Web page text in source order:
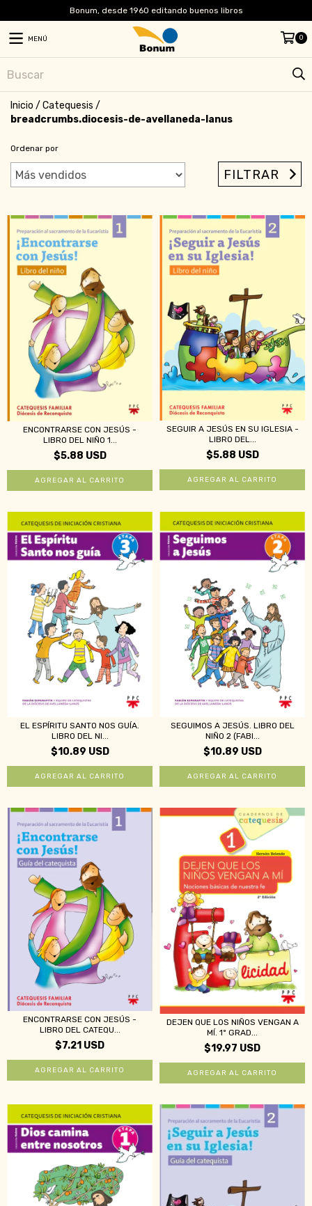
Bonum, desde 1960 editando buenos libros
MENÚ 0
Inicio / Catequesis /
breadcrumbs.diocesis-de-avellaneda-lanus
Ordenar por
FILTRAR
ENCONTRARSE CON JESÚS -
LIBRO DEL NIÑO 1...
$5.88 USD
SEGUIR A JESÚS EN SU IGLESIA -
LIBRO DEL...
$5.88 USD
EL ESPÍRITU SANTO NOS GUÍA.
LIBRO DEL NI...
$10.89 USD
SEGUIMOS A JESÚS. LIBRO DEL
NIÑO 2 (FABI...
$10.89 USD
ENCONTRARSE CON JESÚS -
LIBRO DEL CATEQU...
$7.21 USD
DEJEN QUE LOS NIÑOS VENGAN A
MÍ. 1º GRAD...
$19.97 USD